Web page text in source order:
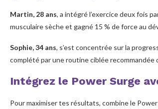
Martin, 28 ans, a intégré l’exercice deux fois
musculaire sèche et gagné 15 % de force au
Sophie, 34 ans, s’est concentrée sur la
complété par une routine ciblée recommandée
Intégrez le Power Surge
Pour maximiser tes résultats, combine le